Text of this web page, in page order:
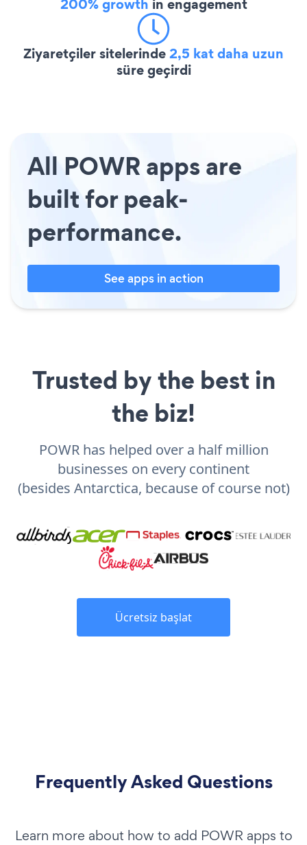
200% growth in engagement
Ziyaretçiler sitelerinde2,5 kat daha uzun
süre geçirdi
All POWR apps are
built for peak-
performance.
See apps in action
Trusted by the best in
the biz!
POWR has helped over a half million
businesses on every continent
(besides Antarctica, because of course not)
Ücretsiz başlat
Frequently Asked Questions
Learn more about how to add POWR apps to